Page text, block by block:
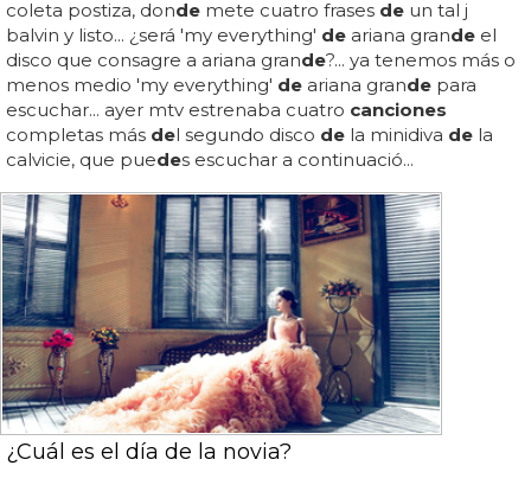
coleta postiza, donde mete cuatro frases de un tal j
balvin y listo... ¿será 'my everything' de ariana grande el
disco que consagre a ariana grande?... ya tenemos más o
menos medio 'my everything' de ariana grande para
escuchar... ayer mtv estrenaba cuatro canciones
completas más del segundo disco de la minidiva de la
calvicie, que puedes escuchar a continuació...
¿Cuál es el día de la novia?